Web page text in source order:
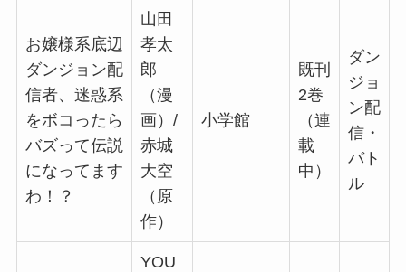
お嬢様系底辺
ダンジョン配
信者、迷惑系
をボコったら
バズって伝説
になってます
わ！？
山田
孝太
郎
（漫
画）/
赤城
大空
（原
作）
小学館
既刊
2巻
（連
載
中）
ダン
ジョ
ン配
信・
バト
ル
YOU